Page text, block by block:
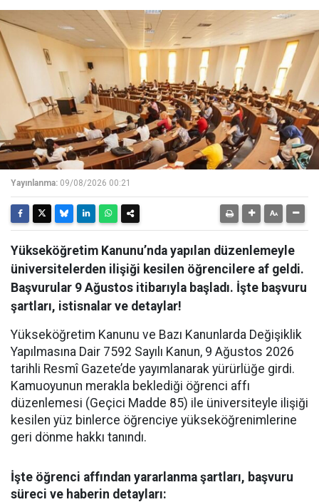
Yayınlanma: 09/08/2026 00:21
Yükseköğretim Kanunu’nda yapılan düzenlemeyle
üniversitelerden ilişiği kesilen öğrencilere af geldi.
Başvurular 9 Ağustos itibarıyla başladı. İşte başvuru
şartları, istisnalar ve detaylar!
Yükseköğretim Kanunu ve Bazı Kanunlarda Değişiklik
Yapılmasına Dair 7592 Sayılı Kanun, 9 Ağustos 2026
tarihli Resmî Gazete’de yayımlanarak yürürlüğe girdi.
Kamuoyunun merakla beklediği öğrenci affı
düzenlemesi (Geçici Madde 85) ile üniversiteyle ilişiği
kesilen yüz binlerce öğrenciye yükseköğrenimlerine
geri dönme hakkı tanındı.
​İşte öğrenci affından yararlanma şartları, başvuru
süreci ve haberin detayları: